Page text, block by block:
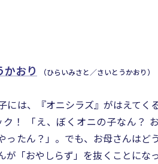
おり （ひらいみさと／さいとうかおり）
には、『オニシラズ』がはえてく
！ 「え、ぼくオニの子なん？
ったん？」。でも、お母さんはど
「おやしらず」を抜くことにな